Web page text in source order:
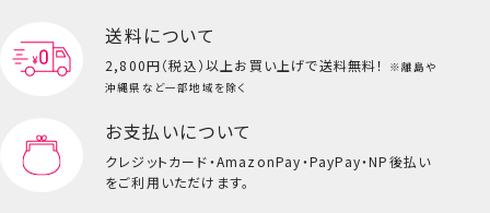
送料について
2,800円（税込）以上お買い上げで送料無料！
※離島や
沖縄県など一部地域を除く
お支払いについて
クレジットカード・AmazonPay・PayPay・NP後払い
をご利用いただけます。